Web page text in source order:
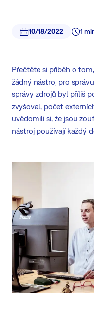
10/18/2022 1
Přečtěte si příběh o
žádný nástroj pro
správy zdrojů byl příliš
zvyšoval, počet
uvědomili si, že jsou
nástroj používají každý